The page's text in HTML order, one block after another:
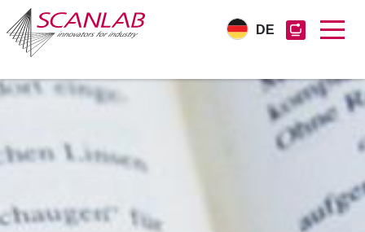
zum
DE